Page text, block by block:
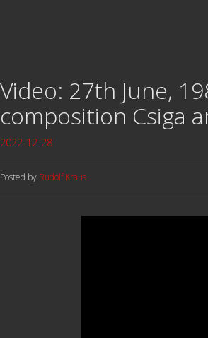
Video: 27th June,
composition Csiga
2022-12-28
Posted by Rudolf Kraus